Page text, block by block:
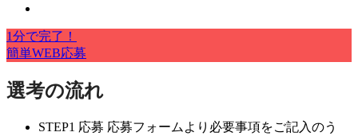
1分で完了！
簡単WEB応募
選考の流れ
STEP1 応募 応募フォームより必要事項をご記入のう